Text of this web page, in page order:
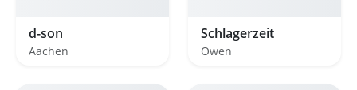
d-son
Aachen
Schlagerzeit
Owen